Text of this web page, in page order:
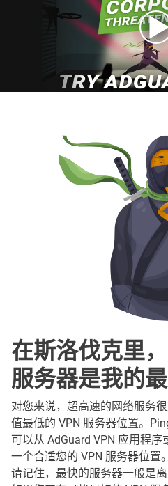
在斯洛伐克里
服务器是我的最
对您来说，超高速的网络服务
值最低的 VPN 服务器位置。
可以从 AdGuard VPN 应用程
一个合适您的 VPN 服务器位置。
请记住，最快的服务器一般是